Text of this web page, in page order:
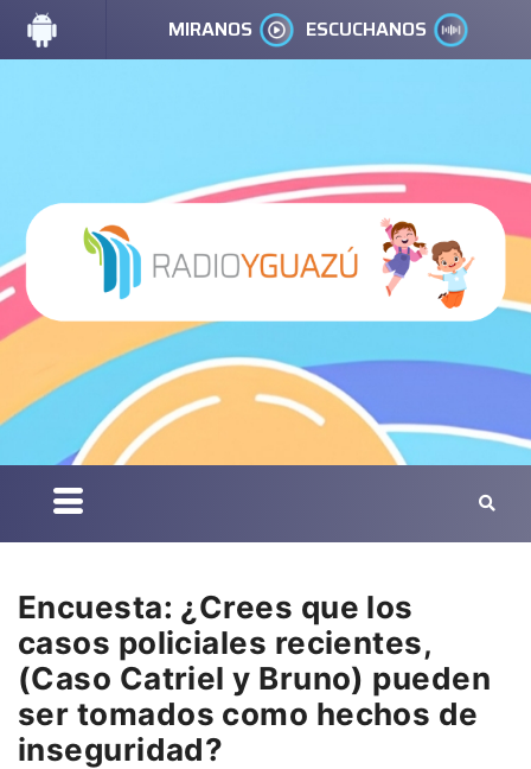
MIRANOS ESCUCHANOS
Encuesta: ¿Crees que los
casos policiales recientes,
(Caso Catriel y Bruno) pueden
ser tomados como hechos de
inseguridad?